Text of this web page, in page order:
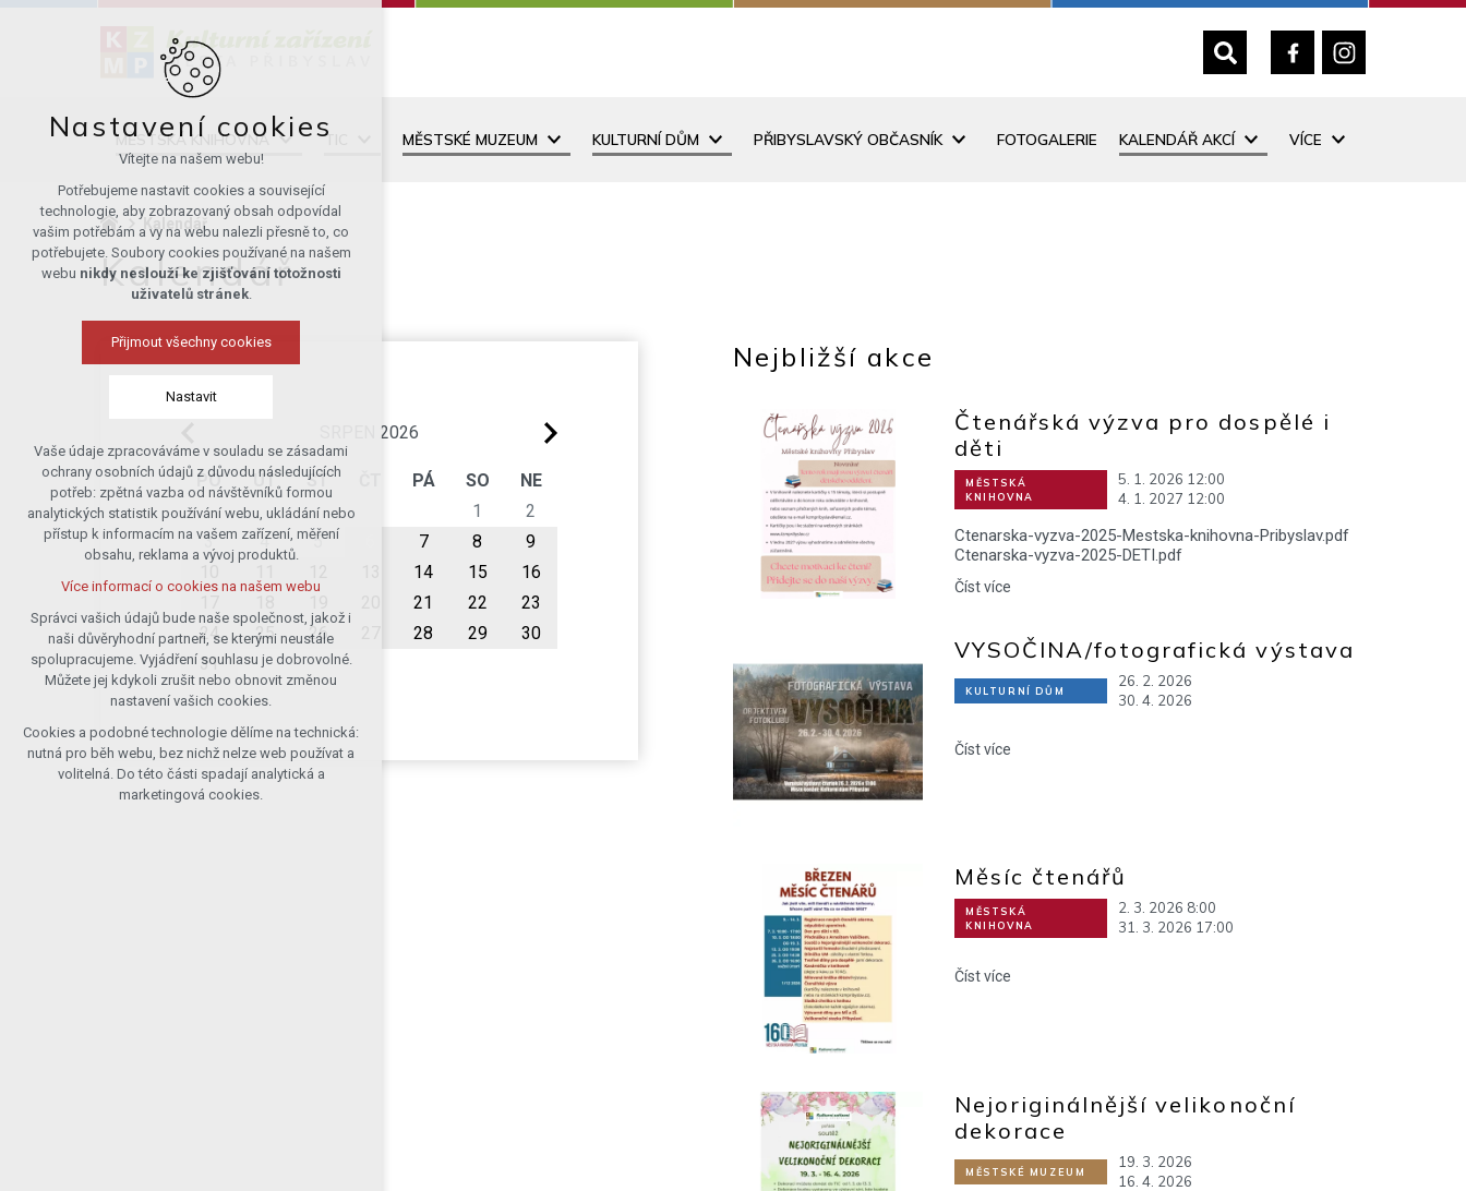
MĚSTSKÁ KNIHOVNA TIC MĚSTSKÉ MUZEUM KULTURNÍ DŮM PŘIBYSLAVSKÝ OBČASNÍK FOTOGALERIE KALENDÁŘ AKCÍ VÍCE
Kalendář
Kalendář
SRPEN 2026
PO ÚT ST PÁ SO
NE
1
2
3
4 5 7 8
9
14 15
16
21 22
23
24
25 26 28 29
30
31
Nejbližší akce
MĚSTSKÁ
KNIHOVNA
5. 1. 2026 12:00
4. 1. 2027 12:00
Čtenářská výzva pro dospělé i
děti
Ctenarska-vyzva-2025-Mestska-knihovna-Pribyslav.pdf
Ctenarska-vyzva-2025-DETI.pdf
Číst více
KULTURNÍ DŮM
26. 2. 2026
30. 4. 2026
VYSOČINA/fotografická výstava
Číst více
MĚSTSKÁ
KNIHOVNA
2. 3. 2026 8:00
31. 3. 2026 17:00
Měsíc čtenářů
Číst více
MĚSTSKÉ MUZEUM
19. 3. 2026
16. 4. 2026
Nejoriginálnější velikonoční
dekorace
Nastavení cookies
Vítejte na našem webu!
Potřebujeme nastavit cookies a související
technologie, aby zobrazovaný obsah odpovídal
vašim potřebám a vy na webu nalezli přesně to, co
potřebujete. Soubory cookies používané na našem
webu nikdy neslouží ke zjišťování totožnosti
uživatelů stránek.
Přijmout všechny cookies
Nastavit
Technická cookies
nutná pro provozování webu
udržení kontextu stránek (session):
případná přihlášení, volby jazyka, apod.
Volitelná cookies
analytická pro anonymizované
vyhodnocení návštěvnosti
marketingová cookies (Google)
Více informací o cookies na našem webu
Přijmout všechny cookies
Odmítnout vše
Vaše údaje zpracováváme v souladu se zásadami
ochrany osobních údajů z důvodu následujících
potřeb: zpětná vazba od návštěvníků formou
analytických statistik používání webu, ukládání nebo
přístup k informacím na vašem zařízení, měření
obsahu, reklama a vývoj produktů.
Více informací o cookies na našem webu
Správci vašich údajů bude naše společnost, jakož i
naši důvěryhodní partneři, se kterými neustále
spolupracujeme. Vyjádření souhlasu je dobrovolné.
Můžete jej kdykoli zrušit nebo obnovit změnou
nastavení vašich cookies.
Cookies a podobné technologie dělíme na technická:
nutná pro běh webu, bez nichž nelze web používat a
volitelná. Do této části spadají analytická a
marketingová cookies.